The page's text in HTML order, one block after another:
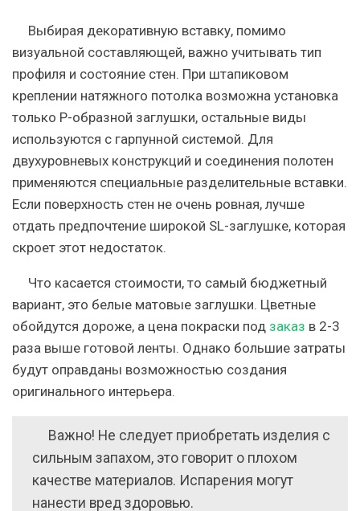
Выбирая декоративную вставку, помимо
визуальной составляющей, важно учитывать тип
профиля и состояние стен. При штапиковом
креплении натяжного потолка возможна установка
только Р-образной заглушки, остальные виды
используются с гарпунной системой. Для
двухуровневых конструкций и соединения полотен
применяются специальные разделительные вставки.
Если поверхность стен не очень ровная, лучше
отдать предпочтение широкой SL-заглушке, которая
скроет этот недостаток.
Что касается стоимости, то самый бюджетный
вариант, это белые матовые заглушки. Цветные
обойдутся дороже, а цена покраски под заказ в 2-3
раза выше готовой ленты. Однако большие затраты
будут оправданы возможностью создания
оригинального интерьера.
Важно! Не следует приобретать изделия с
сильным запахом, это говорит о плохом
качестве материалов. Испарения могут
нанести вред здоровью.